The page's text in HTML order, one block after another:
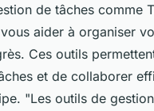
de tâches comme
aider à organiser
Ces outils
et de collaborer
"Les outils de